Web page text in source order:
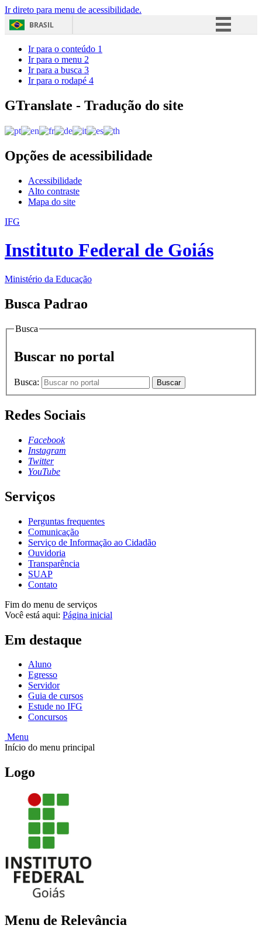
Ir direto para menu de acessibilidade.
BRASIL
Acesso à informação
Ir para o conteúdo 1
Ir para o menu 2
Ir para a busca 3
Ir para o rodapé 4
GTranslate - Tradução do site
Opções de acessibilidade
Acessibilidade
Alto contraste
Mapa do site
IFG
Instituto Federal de Goiás
Ministério da Educação
Busca Padrao
Busca
Buscar no portal
Busca: Buscar
Redes Sociais
Facebook
Instagram
Twitter
YouTube
Serviços
Perguntas frequentes
Comunicação
Serviço de Informação ao Cidadão
Ouvidoria
Transparência
SUAP
Contato
Fim do menu de serviços
Você está aqui: Página inicial
Em destaque
Aluno
Egresso
Servidor
Guia de cursos
Estude no IFG
Concursos
Menu
Início do menu principal
Logo
Menu de Relevância